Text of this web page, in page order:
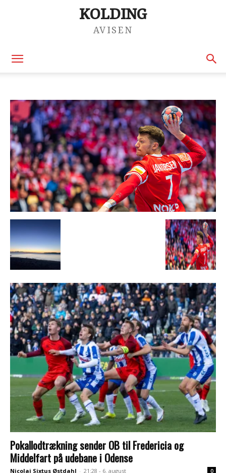
KOLDING
AVISEN
Pokallodtrækning sender OB til Fredericia og
Middelfart på udebane i Odense
Nicolai Sixtus Østdahl - 21:28 - 6. august 0